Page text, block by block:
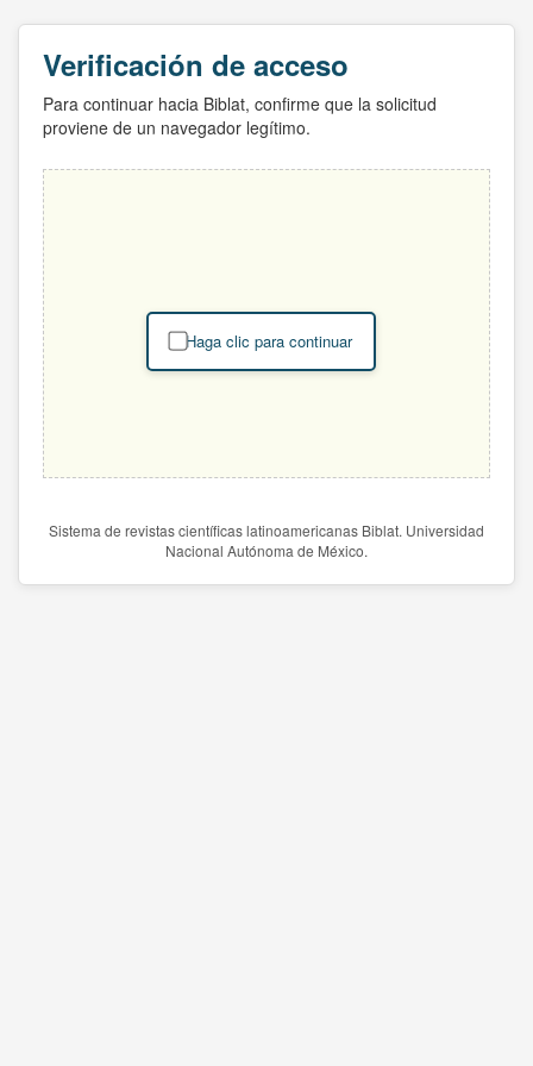
Verificación de acceso
Para continuar hacia Biblat, confirme que la solicitud
proviene de un navegador legítimo.
Haga clic para continuar
Sistema de revistas científicas latinoamericanas Biblat. Universidad
Nacional Autónoma de México.